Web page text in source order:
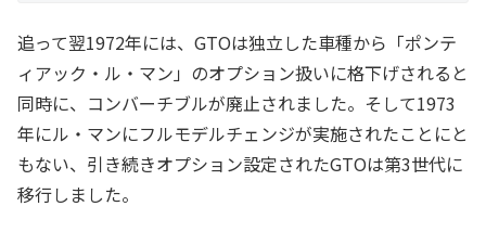
追って翌1972年には、GTOは独立した車種から「ポンテ
ィアック・ル・マン」のオプション扱いに格下げされると
同時に、コンバーチブルが廃止されました。そして1973
年にル・マンにフルモデルチェンジが実施されたことにと
もない、引き続きオプション設定されたGTOは第3世代に
移行しました。